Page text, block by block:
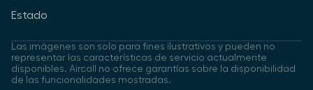
Estado
Las imágenes son solo para fines ilustrativos y pueden no
representar las características de servicio actualmente
disponibles. Aircall no ofrece garantías sobre la disponibilidad
de las funcionalidades mostradas.